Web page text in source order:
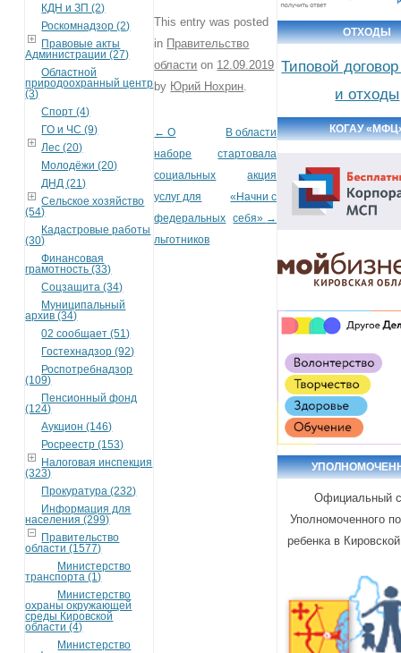
КДН и ЗП (2)
Роскомнадзор (2)
Правовые акты
Администрации (27)
Областной
природоохранный центр
(3)
Спорт (4)
ГО и ЧС (9)
Лес (20)
Молодёжи (20)
ДНД (21)
Сельское хозяйство
(54)
Кадастровые работы
(30)
Финансовая
грамотность (33)
Соцзащита (34)
Муниципальный
архив (34)
02 сообщает (51)
Гостехнадзор (92)
Роспотребнадзор
(109)
Пенсионный фонд
(124)
Аукцион (146)
Росреестр (153)
Налоговая инспекция
(323)
Прокуратура (232)
Информация для
населения (299)
Правительство
области (1577)
Министерство
транспорта (1)
Министерство
охраны окружающей
среды Кировской
области (4)
Министерство
This entry was posted
in Правительство
области on 12.09.2019
by Юрий Нохрин
Post navigation
← О
наборе
социальных
услуг для
федеральных
льготников
В области
стартовала
акция
«Начни с
себя» →
ОТХОДЫ
Типовой
и отходы
КОГАУ
Официальный
Уполномоченного
ребенка в